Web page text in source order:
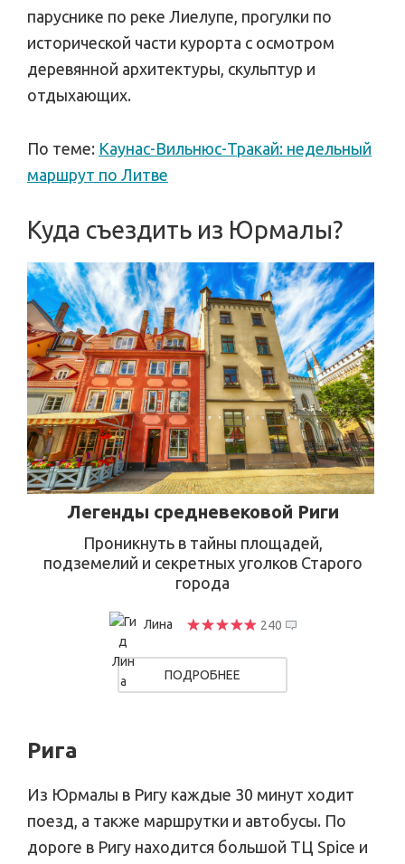
паруснике по реке Лиелупе, прогулки по
исторической части курорта с осмотром
деревянной архитектуры, скульптур и
отдыхающих.
По теме: Каунас-Вильнюс-Тракай: недельный
маршрут по Литве
Куда съездить из Юрмалы?
Легенды средневековой Риги
Проникнуть в тайны площадей,
подземелий и секретных уголков Старого
города
Лина 240
ПОДРОБНЕЕ
Рига
Из Юрмалы в Ригу каждые 30 минут ходит
поезд, а также маршрутки и автобусы. По
дороге в Ригу находится большой ТЦ Spice и